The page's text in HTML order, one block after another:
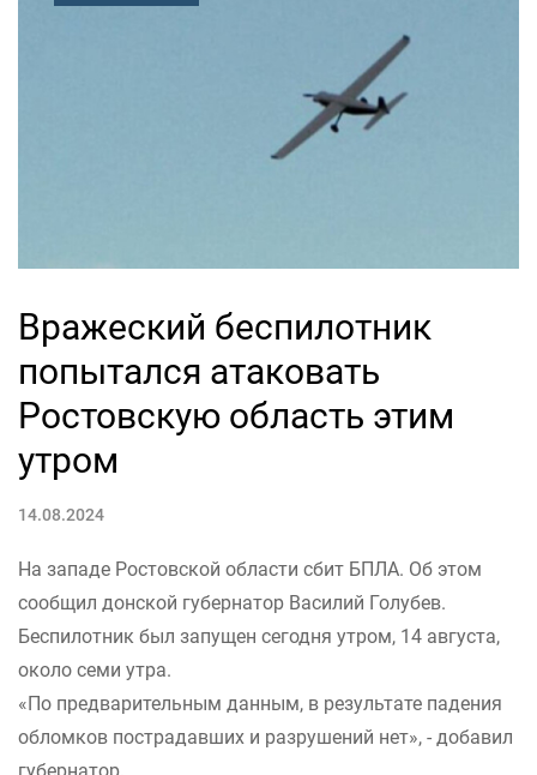
Вражеский беспилотник
попытался атаковать
Ростовскую область этим
утром
14.08.2024
На западе Ростовской области сбит БПЛА. Об этом
сообщил донской губернатор Василий Голубев.
Беспилотник был запущен сегодня утром, 14 августа,
около семи утра.
«По предварительным данным, в результате падения
обломков пострадавших и разрушений нет», - добавил
губернатор.